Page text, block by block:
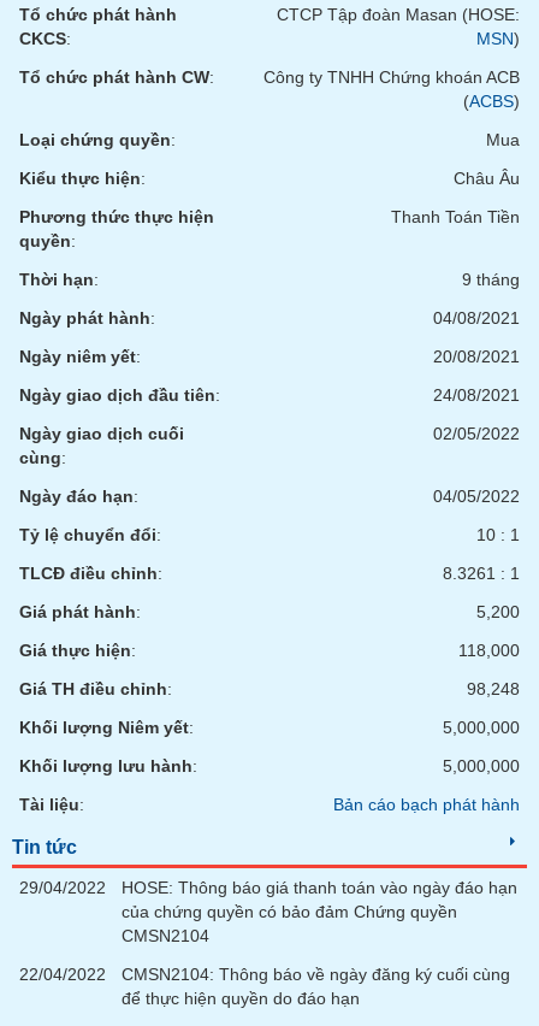
Tổ chức phát hành
CKCS:
CTCP Tập đoàn Masan (HOSE:
MSN)
Tổ chức phát hành CW:
Công ty TNHH Chứng khoán ACB
(ACBS)
Loại chứng quyền:
Mua
Kiểu thực hiện:
Châu Âu
Phương thức thực hiện
quyền:
Thanh Toán Tiền
Thời hạn:
9 tháng
Ngày phát hành:
04/08/2021
Ngày niêm yết:
20/08/2021
Ngày giao dịch đầu tiên:
24/08/2021
Ngày giao dịch cuối
cùng:
02/05/2022
Ngày đáo hạn:
04/05/2022
Tỷ lệ chuyển đổi:
10 : 1
TLCĐ điều chỉnh:
8.3261 : 1
Giá phát hành:
5,200
Giá thực hiện:
118,000
Giá TH điều chỉnh:
98,248
Khối lượng Niêm yết:
5,000,000
Khối lượng lưu hành:
5,000,000
Tài liệu: Bản cáo bạch phát hành
Tin tức
29/04/2022
HOSE: Thông báo giá thanh toán vào ngày đáo hạn
của chứng quyền có bảo đảm Chứng quyền
CMSN2104
22/04/2022
CMSN2104: Thông báo về ngày đăng ký cuối cùng
để thực hiện quyền do đáo hạn
VỤ
TRUYỀN
TIỆN
BẤT
ĐỘNG
Mã
chứng
(-)
Tất cả Cổ phiếu Chứng
Lãnh
(-)
Tất cả Người nội bộ Cổ đông lớn
Tin
(-)
Bài
viết
(-)